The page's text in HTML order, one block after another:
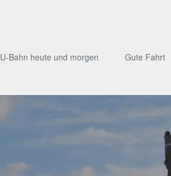
U-Bahn heute und morgen Gute Fahrt